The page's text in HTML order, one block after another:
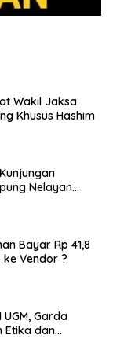
Wakil Jaksa
Khusus Hashim
Nelayan
Bayar Rp 41,8
ke Vendor ?
UGM, Garda
Etika dan